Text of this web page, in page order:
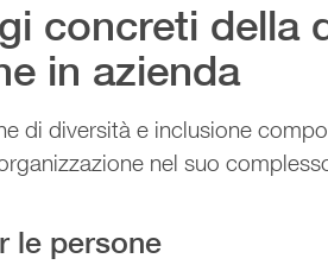
concreti della
in azienda
di diversità e inclusione
nel suo
le persone